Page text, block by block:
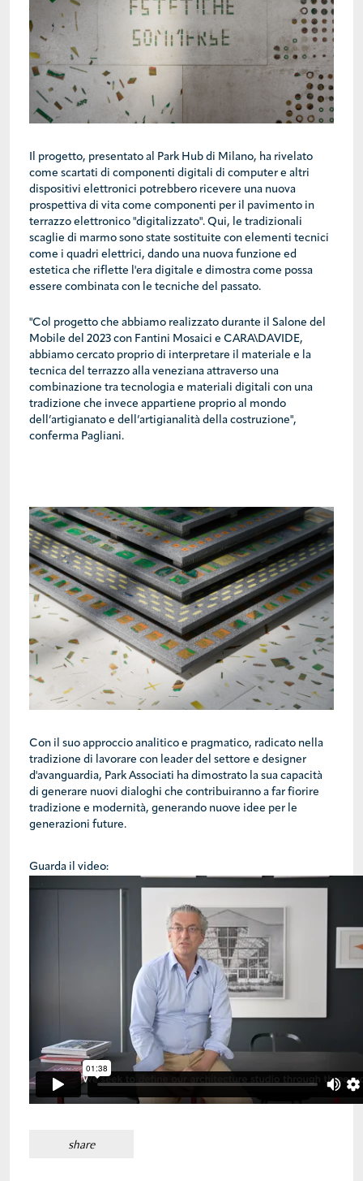
Il progetto, presentato al Park Hub di Milano, ha rivelato
come scartati di componenti digitali di computer e altri
dispositivi elettronici potrebbero ricevere una nuova
prospettiva di vita come componenti per il pavimento in
terrazzo elettronico "digitalizzato". Qui, le tradizionali
scaglie di marmo sono state sostituite con elementi tecnici
come i quadri elettrici, dando una nuova funzione ed
estetica che riflette l'era digitale e dimostra come possa
essere combinata con le tecniche del passato.
"Col progetto che abbiamo realizzato durante il Salone del
Mobile del 2023 con Fantini Mosaici e CARA\DAVIDE,
abbiamo cercato proprio di interpretare il materiale e la
tecnica del terrazzo alla veneziana attraverso una
combinazione tra tecnologia e materiali digitali con una
tradizione che invece appartiene proprio al mondo
dell’artigianato e dell’artigianalità della costruzione",
conferma Pagliani.
Con il suo approccio analitico e pragmatico, radicato nella
tradizione di lavorare con leader del settore e designer
d'avanguardia, Park Associati ha dimostrato la sua capacità
di generare nuovi dialoghi che contribuiranno a far fiorire
tradizione e modernità, generando nuove idee per le
generazioni future.
Guarda il video:
share